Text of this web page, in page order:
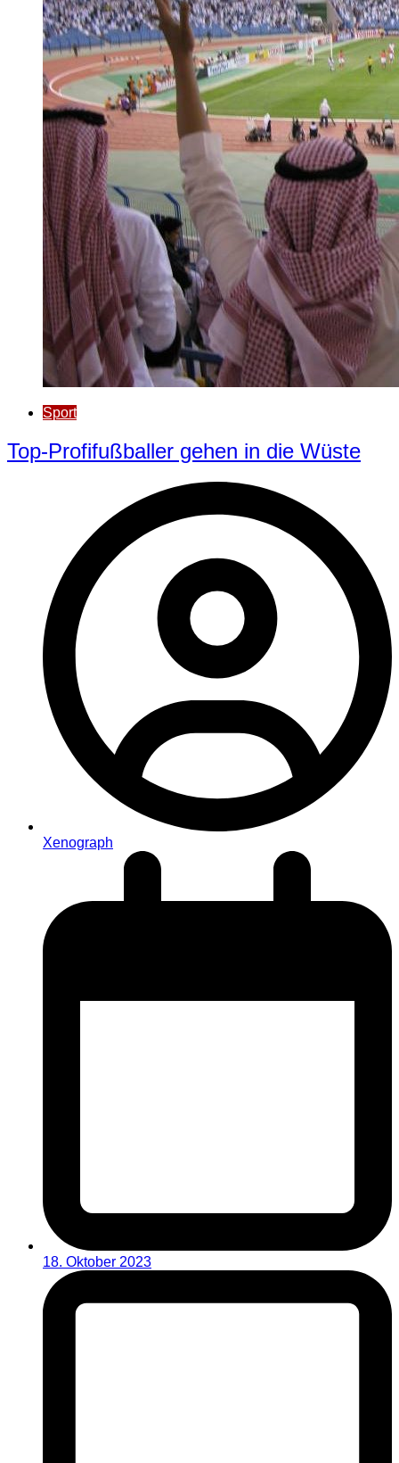
Sport
Top-Profifußballer gehen in die Wüste
Xenograph
18. Oktober 2023